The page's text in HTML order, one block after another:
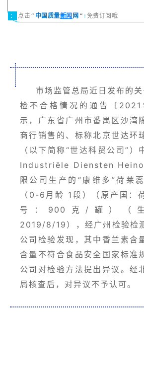
： 点击“ 中国质量新闻 网 “ ↑ 免费订阅哦
市场监管总局近日发布的
检不合格情况的通告〔
示，广东省广州市番禺区沙湾
商行销售的、标称北京世达环
（以下简称“世达科贸公司”）
Industriële Diensten Heino
限公司生产的“康维多”荷莱
（0-6月龄 1段）（原产国：
号：900克/罐）（
2019/8/19），经广州检验检
公司检验发现，其中香兰素含
含量不符合食品安全国家标准
公司对检验方法提出异议。经
局核查后，对异议不予认可。